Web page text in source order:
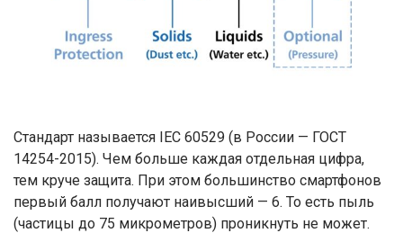
Стандарт называется IEC 60529 (в России — ГОСТ
14254-2015). Чем больше каждая отдельная цифра,
тем круче защита. При этом большинство смартфонов
первый балл получают наивысший — 6. То есть пыль
(частицы до 75 микрометров) проникнуть не может.